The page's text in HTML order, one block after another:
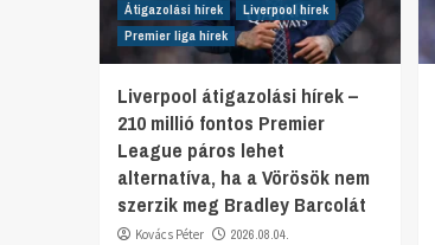
Átigazolási hírek
Liverpool hírek
Premier liga hírek
Liverpool átigazolási hírek –
210 millió fontos Premier
League páros lehet
alternatíva, ha a Vörösök nem
szerzik meg Bradley Barcolát
Kovács Péter 2026.08.04.